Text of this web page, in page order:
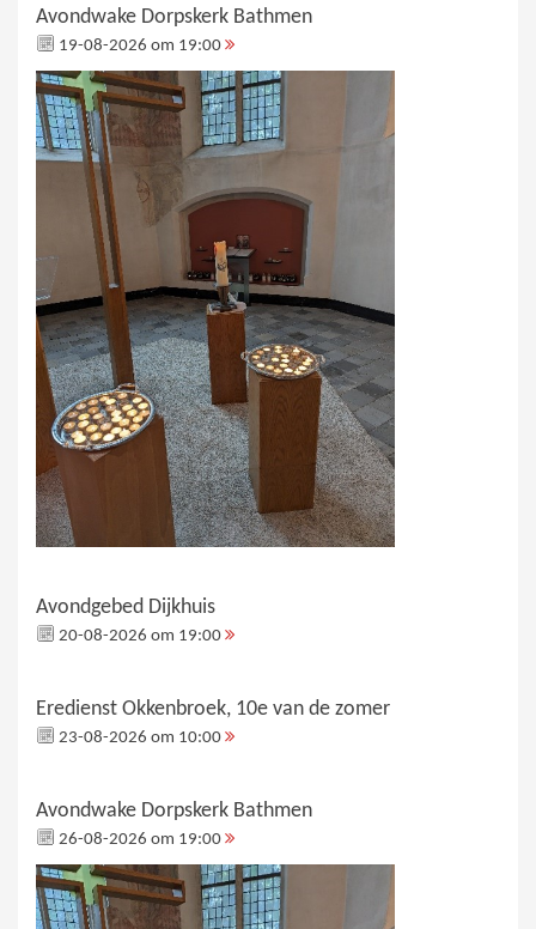
Avondwake Dorpskerk Bathmen
19-08-2026 om 19:00
Avondgebed Dijkhuis
20-08-2026 om 19:00
Eredienst Okkenbroek, 10e van de zomer
23-08-2026 om 10:00
Avondwake Dorpskerk Bathmen
26-08-2026 om 19:00